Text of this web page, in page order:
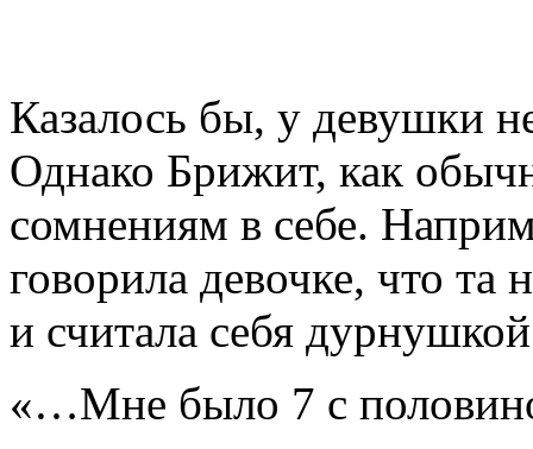
Казалось бы, у девушки
Однако Брижит, как
сомнениям в себе.
говорила девочке, что та
и считала себя
«…Мне было 7 с